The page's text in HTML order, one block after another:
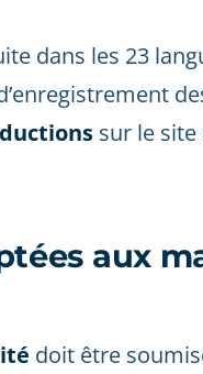
dans les 23
sur le site
aux
doit être